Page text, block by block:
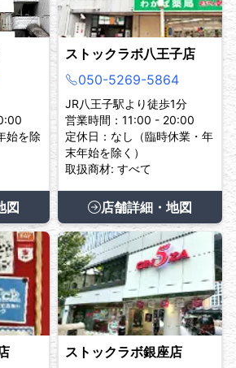
始を除
図
ストックラボ八王子店
050-5269-5864
JR八王子駅より徒歩1分
営業時間：11:00 - 20:00
定休日：なし（臨時休業・年
末年始を除く）
取扱商材: すべて
店舗詳細・地図
ストックラボ銀座店